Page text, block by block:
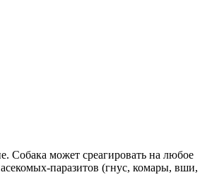
Собака может среагировать на любое
паразитов (гнус, комары, вши,